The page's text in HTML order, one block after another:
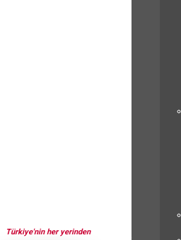
Türkiye'nin her yerinden